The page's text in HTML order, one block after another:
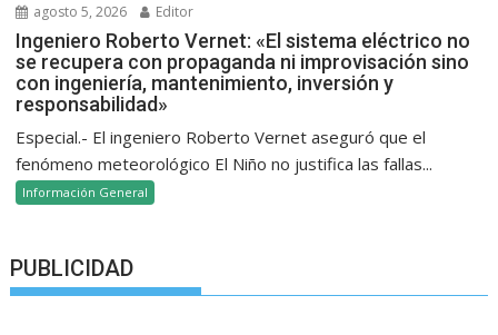
agosto 5, 2026 Editor
Ingeniero Roberto Vernet: «El sistema eléctrico no
se recupera con propaganda ni improvisación sino
con ingeniería, mantenimiento, inversión y
responsabilidad»
Especial.- El ingeniero Roberto Vernet aseguró que el
fenómeno meteorológico El Niño no justifica las fallas...
Información General
PUBLICIDAD